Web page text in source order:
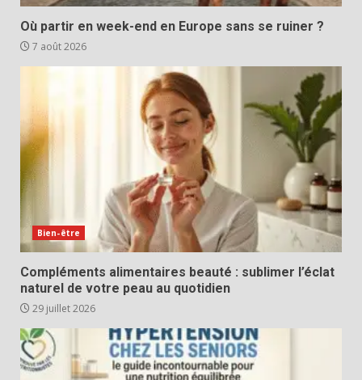
Où partir en week-end en Europe sans se ruiner ?
7 août 2026
Bien-être
Compléments alimentaires beauté : sublimer l’éclat
naturel de votre peau au quotidien
29 juillet 2026